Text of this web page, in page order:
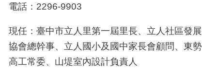
電話：2296-9903
現任：臺中市立人里第一屆里長、立人社區發展
協會總幹事、立人國小及國中家長會顧問、東勢
高工常委、山堤室內設計負責人